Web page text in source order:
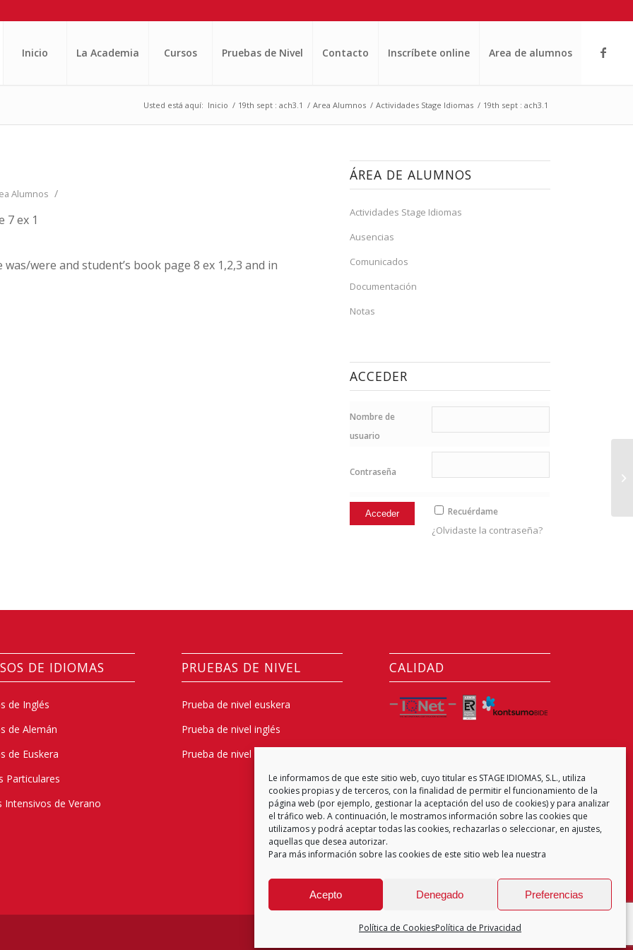
Le informamos de que este sitio web, cuyo titular es STAGE IDIOMAS, S.L., utiliza
cookies propias y de terceros, con la finalidad de permitir el funcionamiento de la
página web (por ejemplo, gestionar la aceptación del uso de cookies) y para analizar
el tráfico web. A continuación, le mostramos información sobre las cookies que
utilizamos y podrá aceptar todas las cookies, rechazarlas o seleccionar, en ajustes,
aquellas que desea autorizar.
Para más información sobre las cookies de este sitio web lea nuestra
Acepto Denegado Preferencias
Política de CookiesPolítica de Privacidad
Inicio La Academia Cursos Pruebas de Nivel Contacto Inscríbete online Area de alumnos
Usted está aquí: Inicio / 19th sept : ach3.1 / Area Alumnos / Actividades Stage Idiomas / 19th sept : ach3.1
Alumnos /
7 ex 1
were and student’s book page 8 ex 1,2,3 and in
ÁREA DE ALUMNOS
Actividades Stage Idiomas
Ausencias
Comunicados
Documentación
Notas
ACCEDER
Nombre de
usuario
Contraseña
Recuérdame
¿Olvidaste la contraseña?
DE IDIOMAS
de Inglés
de Alemán
de Euskera
Particulares
Intensivos de Verano
PRUEBAS DE NIVEL
Prueba de nivel euskera
Prueba de nivel inglés
Prueba de nivel alemán
CALIDAD
CENTRO EXAMINADOR
Política de Privacidad Aviso Legal Política de Cookies